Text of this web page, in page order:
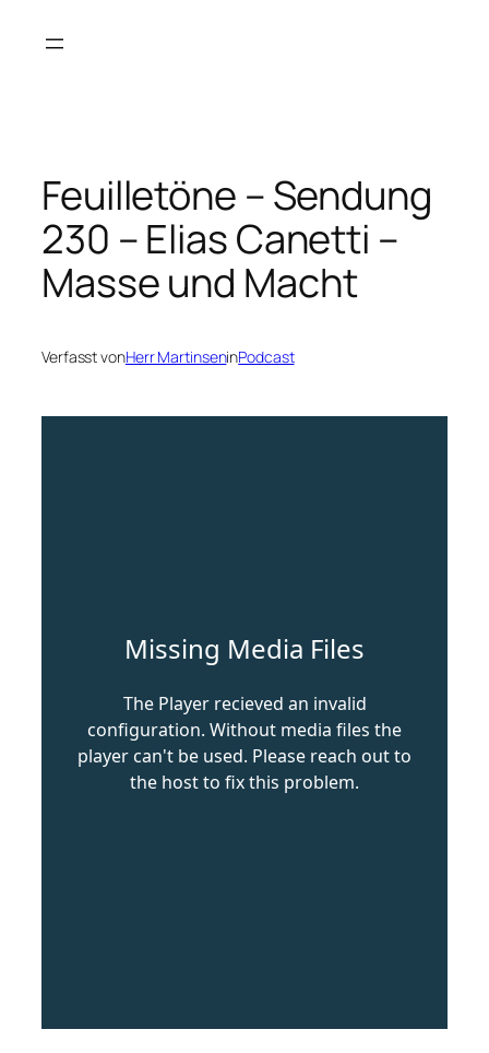
Inhalt
Feuilletöne – Sendung
230 – Elias Canetti –
Masse und Macht
Verfasst vonHerr MartinseninPodcast